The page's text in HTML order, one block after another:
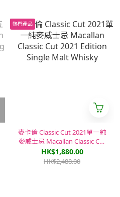
熱門產品
麥卡倫 Classic Cut 2021單一純
麥威士忌 Macallan Classic Cut
2021 Edition Single Malt
Whisky
HK$1,880.00
HK$2,488.00